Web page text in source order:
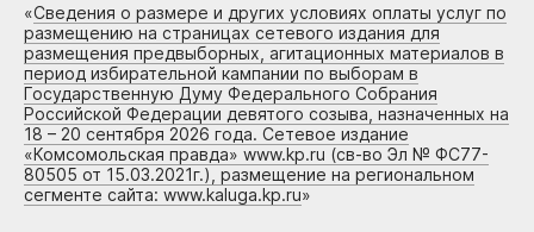
«Сведения о размере и других условиях оплаты услуг по
размещению на страницах сетевого издания для
размещения предвыборных, агитационных материалов в
период избирательной кампании по выборам в
Государственную Думу Федерального Собрания
Российской Федерации девятого созыва, назначенных на
18 – 20 сентября 2026 года. Сетевое издание
«Комсомольская правда» www.kp.ru (св-во Эл № ФС77-
80505 от 15.03.2021г.), размещение на региональном
сегменте сайта: www.kaluga.kp.ru»